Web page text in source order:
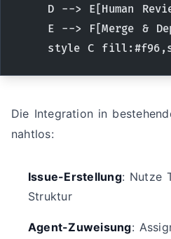
D --> E[Human
E --> F[Merge &
style C
Die Integration in
nahtlos:
Issue-Erstellung: Nutze
Struktur
Agent-Zuweisung: